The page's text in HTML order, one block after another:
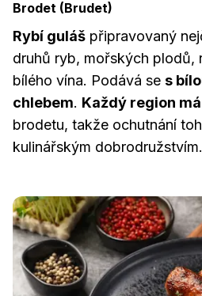
Brodet (Brudet)
Rybí guláš připravovaný
druhů ryb, mořských plodů,
bílého vína. Podává se s
chlebem. Každý region
brodetu, takže ochutnání
kulinářským dobrodružstvím.